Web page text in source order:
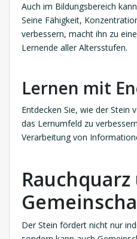
Auch im Bildungsbereich
Seine Fähigkeit,
verbessern, macht ihn zu
Lernende aller Altersstufen.
Lernen mit
Entdecken Sie, wie der Stein
das Lernumfeld zu
Verarbeitung von
Rauchquarz
Der Stein fördert nicht nur